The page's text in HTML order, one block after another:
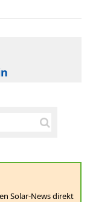
Solar-News direkt